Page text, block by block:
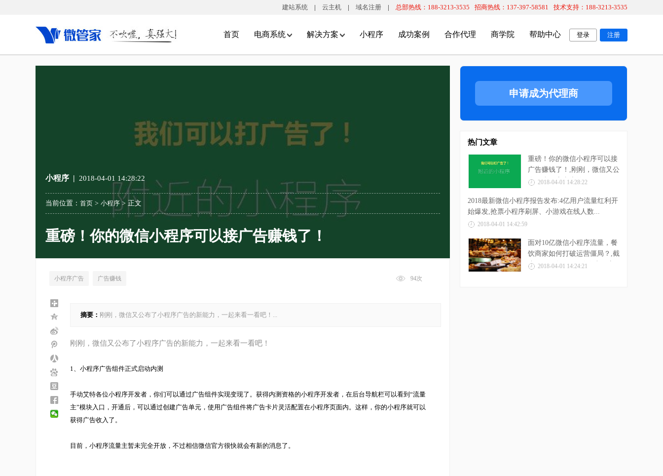
建站系统 | 云主机 | 域名注册 | 总部热线：188-3213-3535 招商热线：137-397-58581 技术支持：188-3213-3535
注册
登录
首页 电商系统
全民分销
全民分销模式，客户推客户，客户即
分销，快速打造超强分销团队。
店，让顾客就近消费。
O2O全新商业模式
多场景应用
实现线下扫码核销，线下移动收银，
线上会员管理等多种功能。
轻松裂变推广
全民分销
更多分销商帮您卖货。
合理的利润分配机制，有利于更有效
的管理分销团队。
新颖的分销模式
新颖的分销模式，帮助企业打造超强
解决方案
达、管理、转化用户，向用户提供跨渠道的无缝体验。
商超新零售解决方案
围绕超市售前、售中、售后环节，提供全流程智慧解决方
案，帮助超市与顾客建立全方位链接。
体化运营的解决方案。
自营+多供应商解决方案
O2O多门店解决方案
将线下经营和互联网电子商务结合，为传统行业开辟新渠
道，构建线上线下闭合生态圈。
微餐厅系统
打造会营销的智慧餐饮管理系统。
微云店行业版
8年软件开发经验，根据您的需求定制开发。
小程序 成功案例 合作代理 商学院 帮助中心
小程序 | 2018-04-01 14:28:22
当前位置： 首页 > 小程序> 正文
重磅！你的微信小程序可以接广告赚钱了！
小程序广告 广告赚钱 94
摘要： 刚刚，微信又公布了小程序广告的新能力，一起来看一看吧！...
刚刚，微信又公布了小程序广告的新能力，一起来看一看吧！
1、小程序广告组件正式启动内测
手动艾特各位小程序开发者，你们可以通过广告组件实现变现了。获得内测资格的小程序开发者，在后台导航栏可以看到“流量
主”模块入口，开通后，可以通过创建广告单元，使用广告组件将广告卡片灵活配置在小程序页面内。这样，你的小程序就可以
获得广告收入了。
目前，小程序流量主暂未完全开放，不过相信微信官方很快就会有新的消息了。
申请成为代理商
热门文章
重磅！你的微信小程序可以接
广告赚钱了！,刚刚，微信又公
布了小程序广告的...
2018-04-01 14:28:22
2018最新微信小程序报告发布:4亿用户流量红利开
始爆发,抢票小程序刷屏、小游戏在线人数...
2018-04-01 14:42:59
面对10亿微信小程序流量，餐
饮商家如何打破运营僵局？,截
止至2018年1月，微信小程序
2018-04-01 14:24:21